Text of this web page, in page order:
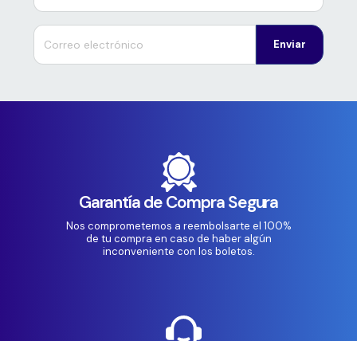
Enviar
Garantía de Compra Segura
Nos comprometemos a reembolsarte el 100%
de tu compra en caso de haber algún
inconveniente con los boletos.